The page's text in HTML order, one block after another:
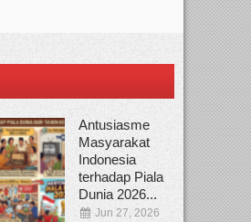
Antusiasme
Masyarakat
Indonesia
terhadap Piala
Dunia 2026...
Jun 27, 2026